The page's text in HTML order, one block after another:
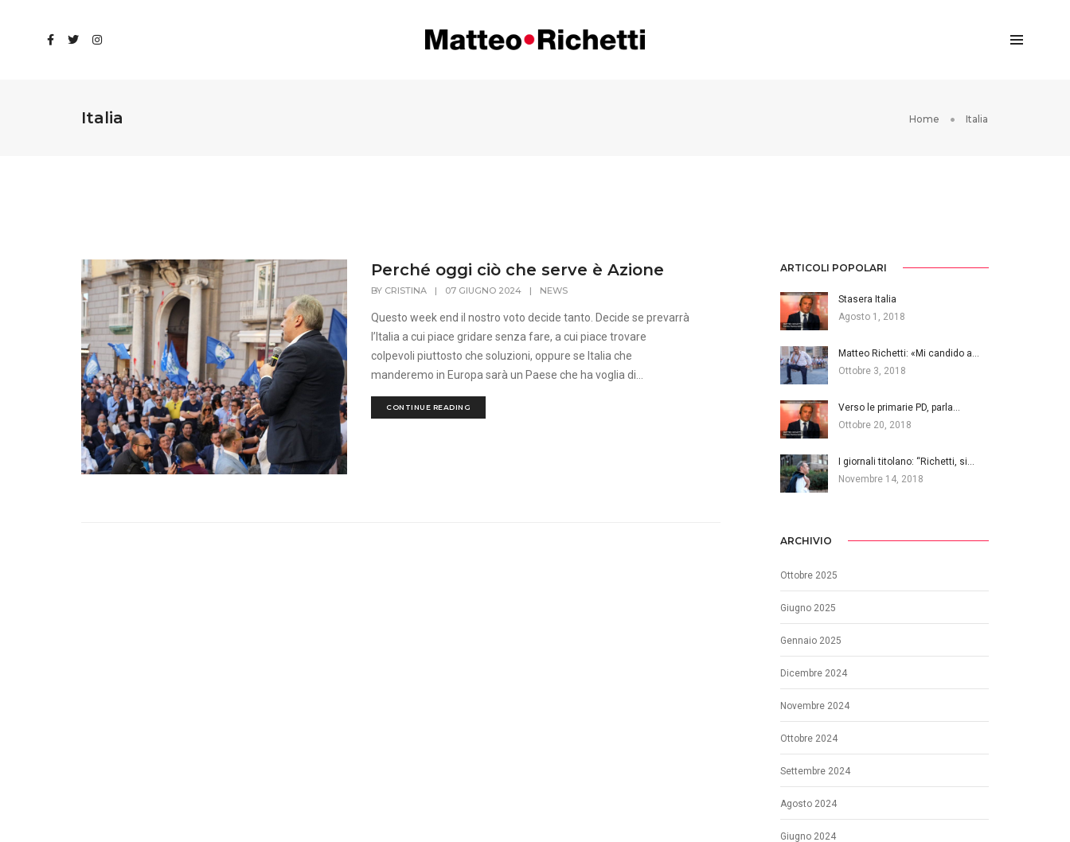
Italia Home Italia
Perché oggi ciò che serve è Azione
BY CRISTINA | 07 GIUGNO 2024 | NEWS
Questo week end il nostro voto decide tanto. Decide se prevarrà
l’Italia a cui piace gridare senza fare, a cui piace trovare
colpevoli piuttosto che soluzioni, oppure se Italia che
manderemo in Europa sarà un Paese che ha voglia di...
CONTINUE READING
ARTICOLI POPOLARI
Stasera Italia
Agosto 1, 2018
Matteo Richetti: «Mi candido a…
Ottobre 3, 2018
Verso le primarie PD, parla…
Ottobre 20, 2018
I giornali titolano: “Richetti, si…
Novembre 14, 2018
ARCHIVIO
Ottobre 2025
Giugno 2025
Gennaio 2025
Dicembre 2024
Novembre 2024
Ottobre 2024
Settembre 2024
Agosto 2024
Giugno 2024